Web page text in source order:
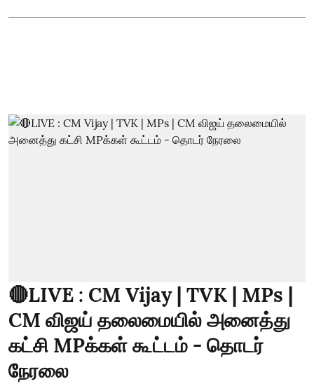
🔴LIVE : CM Vijay | TVK | MPs |
CM விஜய் தலைமையில் அனைத்து
கட்சி MPக்கள் கூட்டம் - தொடர்
நேரலை